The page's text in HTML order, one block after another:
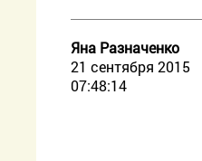
Яна Разначенко
21 сентября 2015
07:48:14